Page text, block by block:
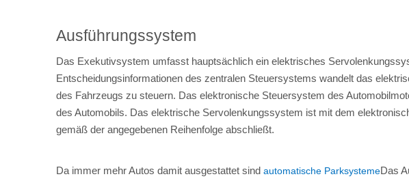
Ausführungssystem
Das Exekutivsystem umfasst hauptsächlich ein elektrisches
Entscheidungsinformationen des zentralen Steuersystems wandelt das
des Fahrzeugs zu steuern. Das elektronische Steuersystem des
des Automobils. Das elektrische Servolenkungssystem ist mit dem
gemäß der angegebenen Reihenfolge abschließt.
Da immer mehr Autos damit ausgestattet sind automatische ParksystemeDas